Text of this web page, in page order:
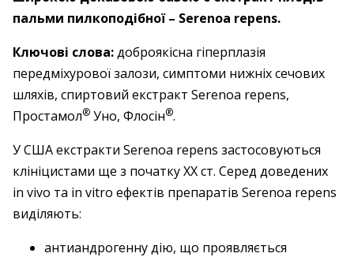
пальми пилкоподібної – Serenoa repens.
Ключові слова:доброякісна гіперплазія
передміхурової залози, симптоми нижніх сечових
шляхів, спиртовий екстракт Serenoa repens,
Простамол® Уно, Флосін®.
У США екстракти Serenoa repens застосовуються
клініцистами ще з початку XX ст. Серед доведених
in vivo та in vitro ефектів препаратів Serenoa repens
виділяють:
антиандрогенну дію, що проявляється